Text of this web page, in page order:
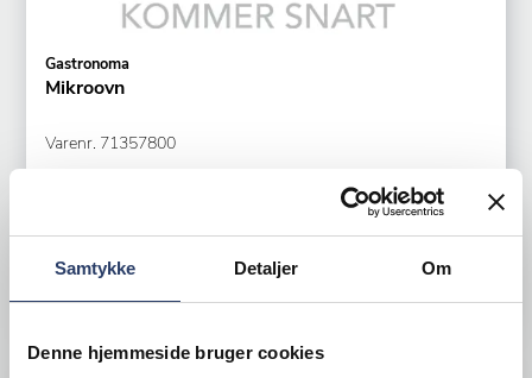
Samtykke Detaljer Om
Denne hjemmeside bruger cookies
Gastronoma
Mikroovn
Varenr. 71357800